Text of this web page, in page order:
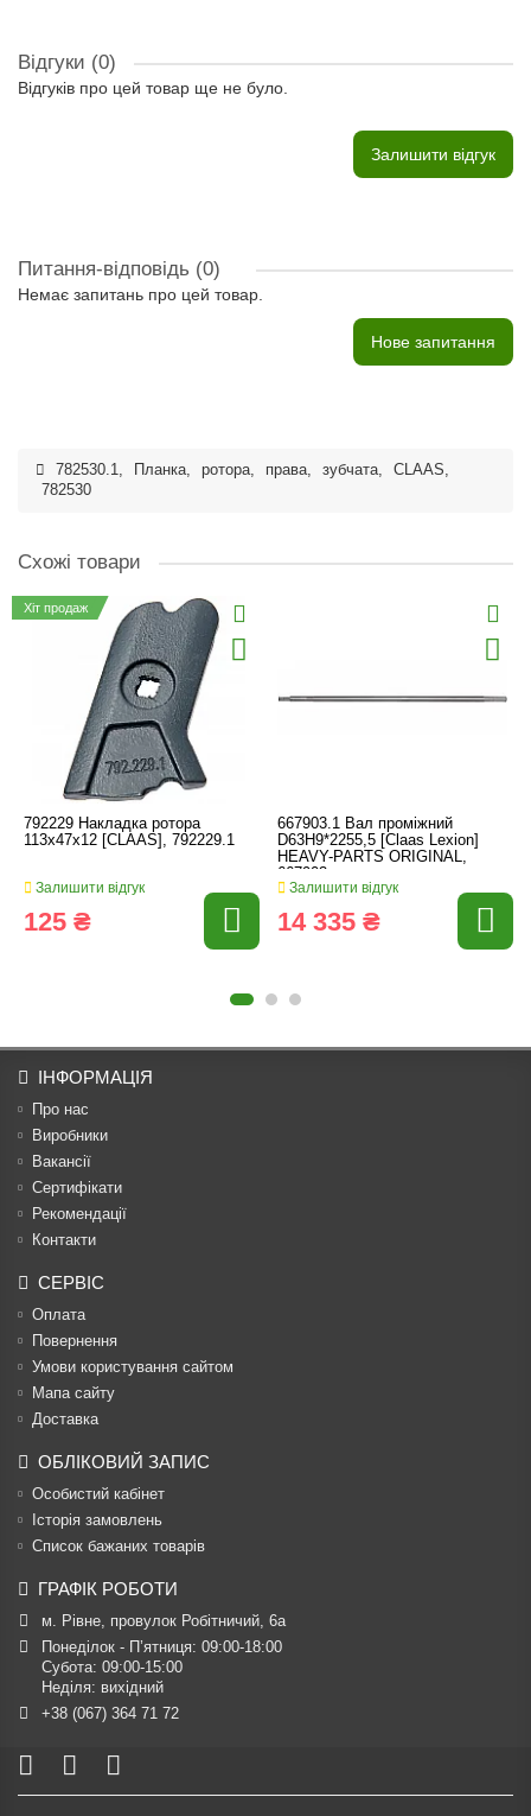
Відгуки (0)
Відгуків про цей товар ще не було.
Залишити відгук
Питання-відповідь (0)
Немає запитань про цей товар.
Нове запитання
782530.1, Планка, ротора, права, зубчата, CLAAS,
782530
Схожі товари
Хіт продаж
792229 Накладка ротора
113x47x12 [CLAAS], 792229.1
Залишити відгук
125 ₴
667903.1 Вал проміжний
D63H9*2255,5 [Claas Lexion]
HEAVY-PARTS ORIGINAL,
667903
Залишити відгук
14 335 ₴
ІНФОРМАЦІЯ
Про нас
Виробники
Вакансії
Сертифікати
Рекомендації
Контакти
СЕРВІС
Оплата
Повернення
Умови користування сайтом
Мапа сайту
Доставка
ОБЛІКОВИЙ ЗАПИС
Особистий кабінет
Історія замовлень
Список бажаних товарів
ГРАФІК РОБОТИ
м. Рівне, провулок Робітничий, 6а
Понеділок - П’ятниця: 09:00-18:00
Субота: 09:00-15:00
Неділя: вихідний
+38 (067) 364 71 72